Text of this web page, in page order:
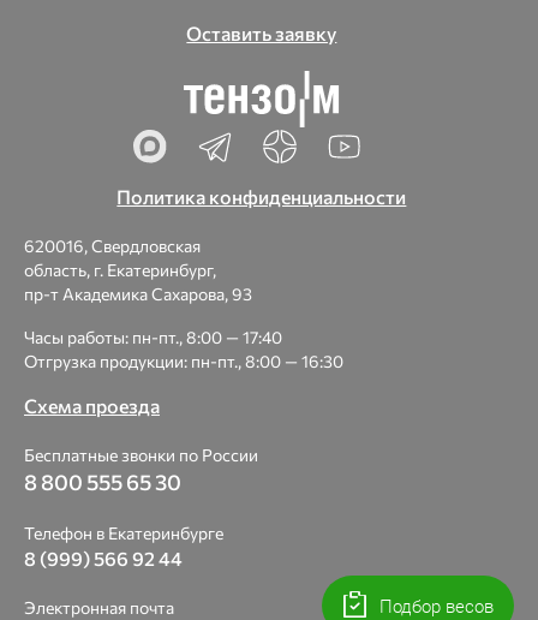
Оставить заявку
Политика конфиденциальности
620016, Свердловская
область, г. Екатеринбург,
пр-т Академика Сахарова, 93
Часы работы: пн-пт., 8:00 — 17:40
Отгрузка продукции: пн-пт., 8:00 — 16:30
Схема проезда
Бесплатные звонки по России
8 800 555 65 30
Телефон в Екатеринбурге
8 (999) 566 92 44
Электронная почта
Подбор весов